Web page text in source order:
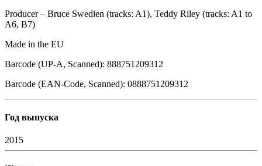
Producer – Bruce Swedien (tracks: A1), Teddy Riley (tracks: A1 to
A6, B7)
Made in the EU
Barcode (UP-A, Scanned): 888751209312
Barcode (EAN-Code, Scanned): 0888751209312
Год выпуска
2015